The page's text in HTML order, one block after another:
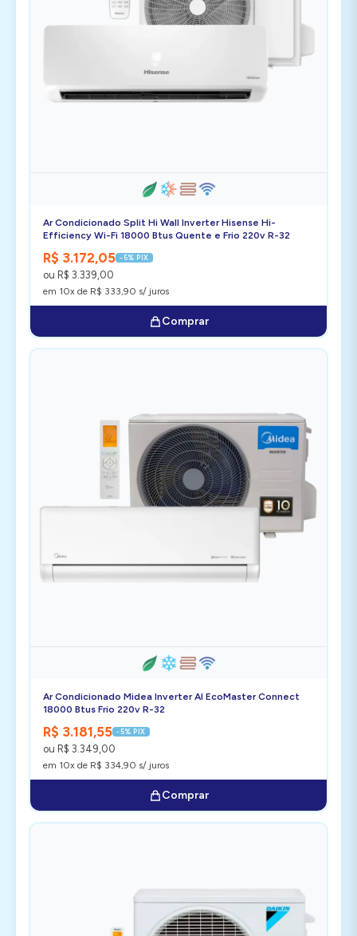
Ar Condicionado Split Hi Wall Inverter Hisense Hi-
Efficiency Wi-Fi 18000 Btus Quente e Frio 220v R-32
R$ 3.172,05 -5% PIX
ou R$ 3.339,00
em 10x de R$ 333,90 s/ juros
Comprar
Ar Condicionado Midea Inverter AI EcoMaster Connect
18000 Btus Frio 220v R-32
R$ 3.181,55 -5% PIX
ou R$ 3.349,00
em 10x de R$ 334,90 s/ juros
Comprar